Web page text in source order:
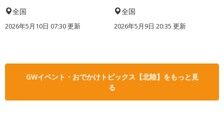
全国
2026年5月10日 07:30 更新
全国
2026年5月9日 20:35 更新
GWイベント・おでかけトピックス【北陸】をもっと見
る